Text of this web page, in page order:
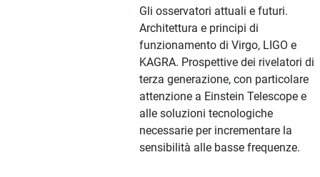
Gli osservatori attuali e futuri.
Architettura e principi di
funzionamento di Virgo, LIGO e
KAGRA. Prospettive dei rivelatori di
terza generazione, con particolare
attenzione a Einstein Telescope e
alle soluzioni tecnologiche
necessarie per incrementare la
sensibilità alle basse frequenze.